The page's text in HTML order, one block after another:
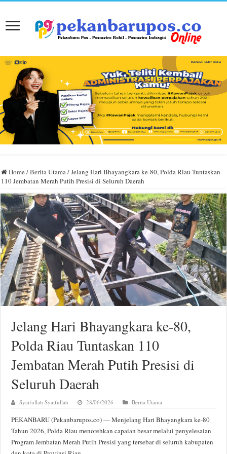
Home /Berita Utama/Jelang Hari Bhayangkara ke-80, Polda Riau Tuntaskan
110 Jembatan Merah Putih Presisi di Seluruh Daerah
Jelang Hari Bhayangkara ke-80,
Polda Riau Tuntaskan 110
Jembatan Merah Putih Presisi di
Seluruh Daerah
Syaifullah Syaifullah 28/06/2026 Berita Utama
PEKANBARU (Pekanbarupos.co) — Menjelang Hari Bhayangkara ke-80
Tahun 2026, Polda Riau menorehkan capaian besar melalui penyelesaian
Program Jembatan Merah Putih Presisi yang tersebar di seluruh kabupaten